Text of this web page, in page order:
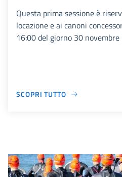
Questa prima sessione è
locazione e ai canoni
16:00 del giorno 30 novembre
SCOPRI TUTTO